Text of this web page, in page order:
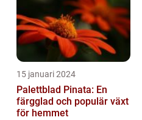
15 januari 2024
Palettblad Pinata: En
färgglad och populär växt
för hemmet